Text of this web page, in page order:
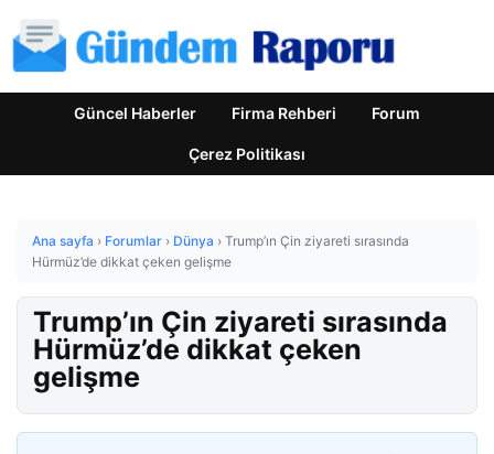
Güncel Haberler Firma Rehberi Forum
Çerez Politikası
Ana sayfa › Forumlar › Dünya › Trump’ın Çin ziyareti sırasında
Hürmüz’de dikkat çeken gelişme
Trump’ın Çin ziyareti sırasında
Hürmüz’de dikkat çeken
gelişme